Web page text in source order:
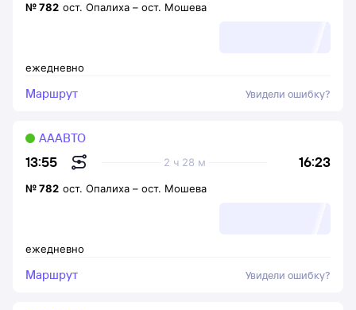
ежедневно
№782 ост. Опалиха – ост. Мошева
Маршрут Увидели ошибку?
13:55 16:23
2 ч 28 м
АААВТО
ежедневно
№782 ост. Опалиха – ост. Мошева
Маршрут Увидели ошибку?